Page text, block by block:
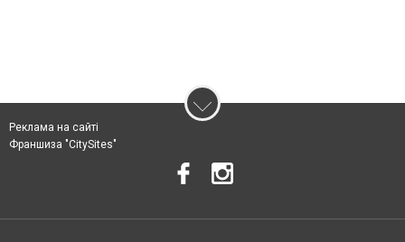
Реклама на сайті
Франшиза "CitySites"